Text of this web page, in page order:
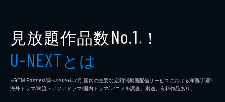
見放題作品数No.1 ※ ！
U-NEXTとは
※GEM Partners調べ/2026年7⽉ 国内の主要な定額制動画配信サービスにおける洋画/邦画/
海外ドラマ/韓流・アジアドラマ/国内ドラマ/アニメを調査。別途、有料作品あり。